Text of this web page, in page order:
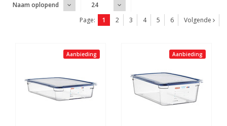
Naam oplopend
24
Page:
1 2 3 4 5 6 Volgende
Aanbieding Aanbieding